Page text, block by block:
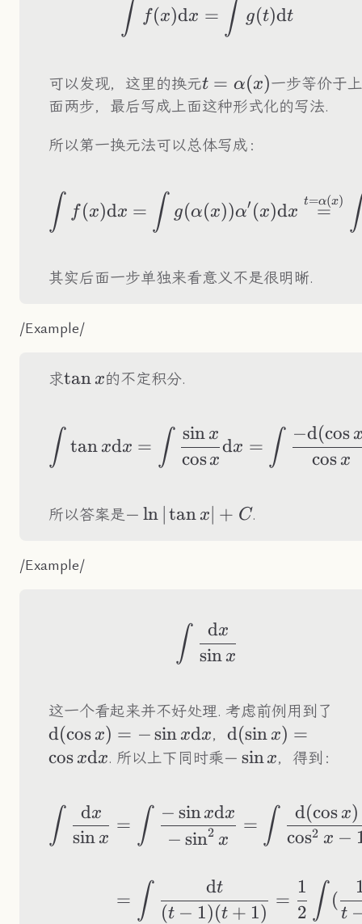
\int
∫ f(x)dx = ∫ g(t)dt
可以发现，这里的换元t=\alpha(x)
t = α(x)一步等价于上
面两步，最后写成上面这种形式化的写法.
所以第一换元法可以总体写成：
\int
∫ f (x)dx = ∫ g(α(x))α′ (x)dx =
t=α(x) ∫
其实后面一步单独来看意义不是很明晰.
/Example/
求\tan
tanx的不定积分.
\begin{aligned}
∫ tanxdx = ∫ cosx
sinx
dx = ∫ cosx
−d(cos
所以答案是-
− ln tan x + C.
/Example/
∫ sinx
dx
这一个看起来并不好处理. 考虑前例用到了
d(cosx) = − sin xdx，\text{d}
(\sin
x\text{d}x
d(sinx) =
cosxdx. 所以上下同时乘-
− sinx，得到：
\begin{aligned}
∫ sinx
dx
= ∫ − sin2 x
− sinxdx
= ∫ cos2 x −
d(cosx)
= ∫ (t − 1)(t + 1)
dt
=
2
1 ∫ (
t